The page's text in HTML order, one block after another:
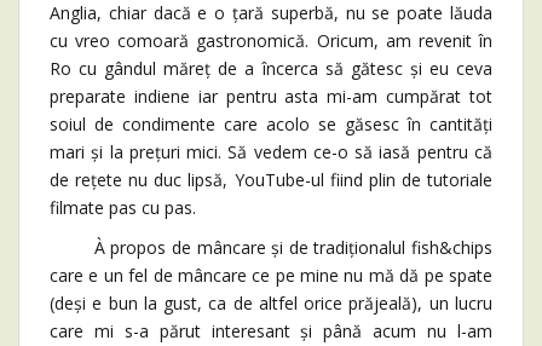
Anglia, chiar dacă e o țară superbă, nu se poate lăuda
cu vreo comoară gastronomică. Oricum, am revenit în
Ro cu gândul măreț de a încerca să gătesc și eu ceva
preparate indiene iar pentru asta mi-am cumpărat tot
soiul de condimente care acolo se găsesc în cantități
mari și la prețuri mici. Să vedem ce-o să iasă pentru că
de rețete nu duc lipsă, YouTube-ul fiind plin de tutoriale
filmate pas cu pas.
À propos de mâncare și de tradiționalul fish&chips
care e un fel de mâncare ce pe mine nu mă dă pe spate
(deși e bun la gust, ca de altfel orice prăjeală), un lucru
care mi s-a părut interesant și până acum nu l-am